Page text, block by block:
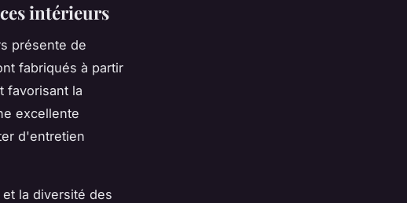
intérieurs
présente de
fabriqués à partir
favorisant la
excellente
d'entretien
la diversité des